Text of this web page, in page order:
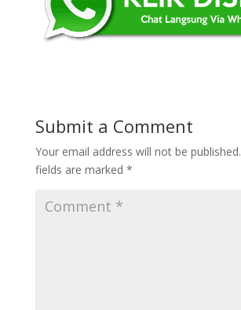
Submit a Comment
Your email address will not be published.
fields are marked *